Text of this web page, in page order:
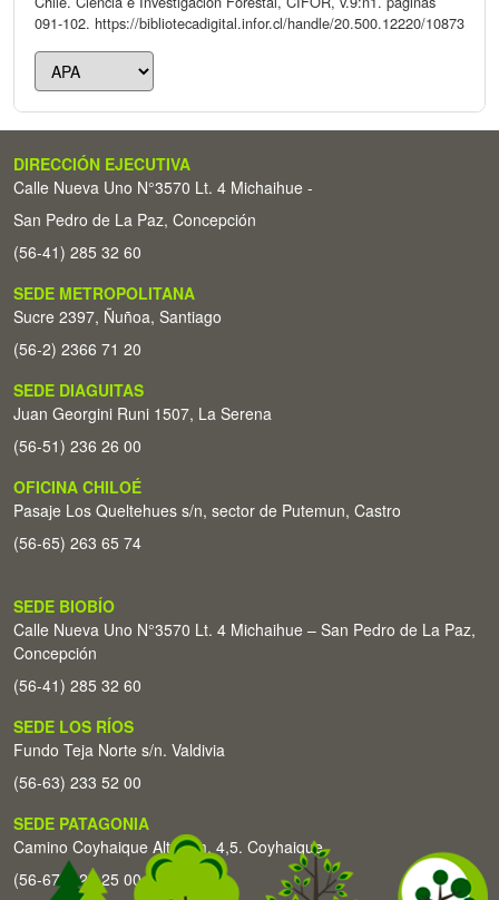
091-102. https://bibliotecadigital.infor.cl/handle/20.500.12220/10873
DIRECCIÓN EJECUTIVA
Calle Nueva Uno N°3570 Lt. 4 Michaihue -
San Pedro de La Paz, Concepción
(56-41) 285 32 60
SEDE METROPOLITANA
Sucre 2397, Ñuñoa, Santiago
(56-2) 2366 71 20
SEDE DIAGUITAS
Juan Georgini Runi 1507, La Serena
(56-51) 236 26 00
OFICINA CHILOÉ
Pasaje Los Queltehues s/n, sector de Putemun, Castro
(56-65) 263 65 74
SEDE BIOBÍO
Calle Nueva Uno N°3570 Lt. 4 Michaihue – San Pedro de La Paz,
Concepción
(56-41) 285 32 60
SEDE LOS RÍOS
Fundo Teja Norte s/n. Valdivia
(56-63) 233 52 00
SEDE PATAGONIA
Camino Coyhaique Alto Km. 4,5. Coyhaique
(56-67) 226 25 00